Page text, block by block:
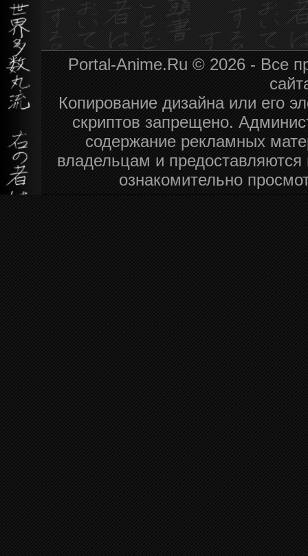
Portal-Anime.Ru © 2026 - Все
Копирование дизайна или его
скриптов запрещено.
содержание рекламных
владельцам и
ознакомительно